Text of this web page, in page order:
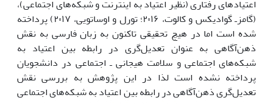
اعتیاد‌های رفتاری (نظیر اعتیاد به اینترنت و شبکه‌های اجتماعی)،
(گامزـ گوادیکس و کالوت، ۲۰۱۶؛ تورل و اوساتویی، ۲۰۱۷) پرداخته
شده است اما در هیچ تحقیقی تاکنون به زبان فارسی به نقش
ذهن‌آگاهی به عنوان تعدیل‌گری در رابطه بین اعتیاد به
شبکه‌های اجتماعی و سلامت هیجانی ـ اجتماعی در دانشجویان
پرداخته نشده است لذا در این پژوهش به بررسی نقش
تعدیل‌گری ذهن‌آگاهی در رابطه بین اعتیاد به شبکه‌های اجتماعی